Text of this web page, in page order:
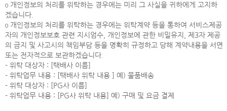
ο 개인정보의 처리를 위탁하는 경우에는 미리 그 사실을 귀하에게 고지하
겠습니다.
ο 개인정보의 처리를 위탁하는 경우에는 위탁계약 등을 통하여 서비스제공
자의 개인정보보호 관련 지시엄수, 개인정보에 관한 비밀유지, 제3자 제공
의 금지 및 사고시의 책임부담 등을 명확히 규정하고 당해 계약내용을 서면
또는 전자적으로 보관하겠습니다.
- 위탁 대상자 : [택배사 이름]
- 위탁업무 내용 : [택배사 위탁 내용 ] 예) 물품배송
- 위탁 대상자 : [PG사 이름]
- 위탁업무 내용 : [PG사 위탁 내용] 예) 구매 및 요금 결제